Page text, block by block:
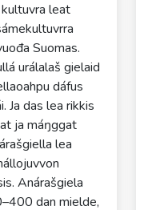
leat
Suomas.
urálalaš gielaid
dáfus
Ja das lea rikkis
ja máŋggat
lea
Anárašgiela
dan mielde,